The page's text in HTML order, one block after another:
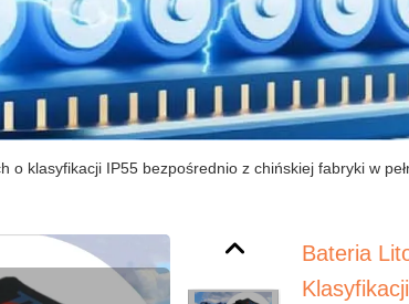
o klasyfikacji IP55 bezpośrednio z chińskiej fabryki w
Bateria